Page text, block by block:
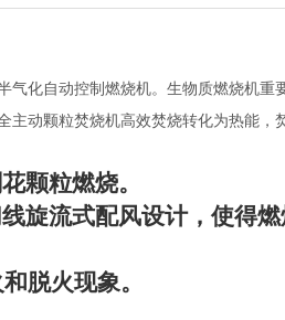
化自动控制燃烧机。生物质燃烧机
动颗粒焚烧机高效焚烧转化为热能，
颗粒燃烧。
旋流式配风设计，使得
脱火现象。